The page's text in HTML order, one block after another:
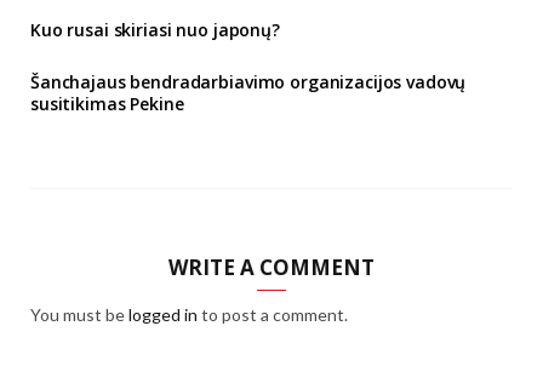
Kuo rusai skiriasi nuo japonų?
Šanchajaus bendradarbiavimo organizacijos vadovų
susitikimas Pekine
WRITE A COMMENT
You must belogged in to post a comment.